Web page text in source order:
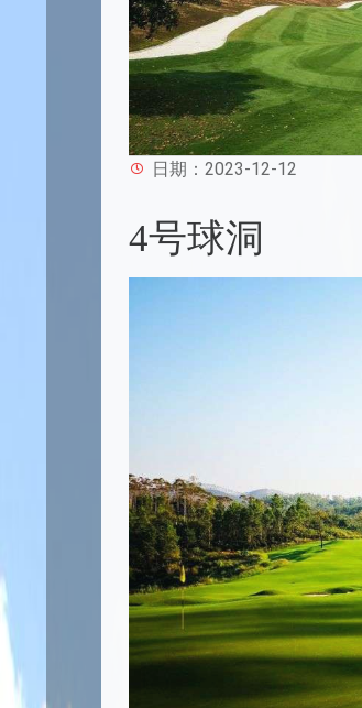
日期：2023-12-12
4号球洞